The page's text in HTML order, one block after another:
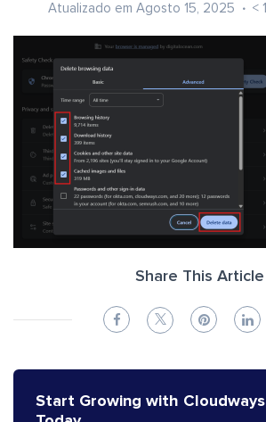
Atualizado em Agosto 15, 2025 < 1
Share This Article
Start Growing with Cloudways